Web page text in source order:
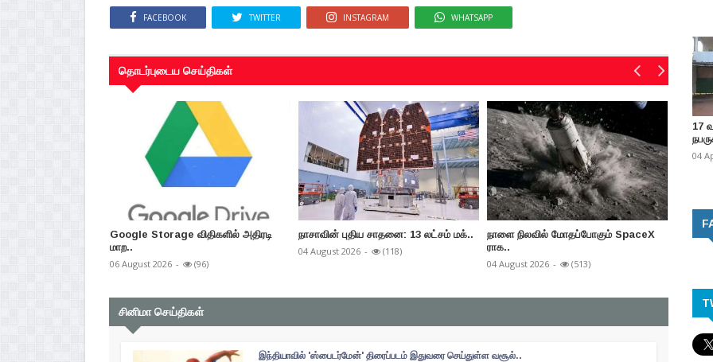
FACEBOOK TWITTER INSTAGRAM WHATSAPP
தொடர்புடைய செய்திகள்
Google Storage விதிகளில் அதிரடி
மாற..
06 August 2026 - (96)
நாசாவின் புதிய சாதனை: 13 லட்சம் மக்..
04 August 2026 - (118)
நாளை நிலவில் மோதப்போகும் SpaceX
ராக..
04 August 2026 - (513)
சினிமா செய்திகள்
இந்தியாவில் 'ஸ்பைடர்மேன்' திரைப்படம் இதுவரை செய்துள்ள வசூல்..
17
04